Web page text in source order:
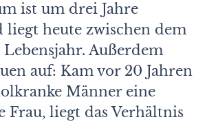
ist um drei Jahre
liegt heute zwischen dem
Lebensjahr. Außerdem
auf: Kam vor 20 Jahren
Männer eine
Frau, liegt das Verhältnis